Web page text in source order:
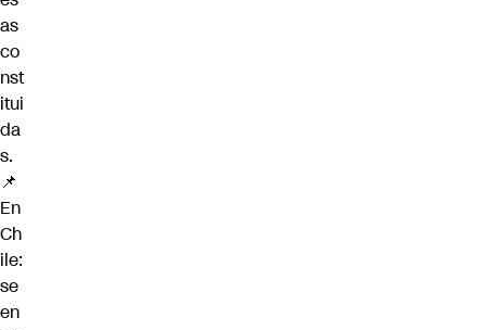
as
co
nst
itui
da
s.
📌
En
Ch
ile:
se
en